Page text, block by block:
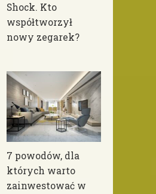
Shock. Kto
współtworzył
nowy zegarek?
7 powodów, dla
których warto
zainwestować w